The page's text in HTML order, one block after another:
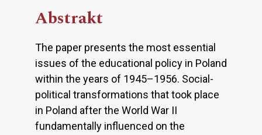
Abstrakt
The paper presents the most essential
issues of the educational policy in Poland
within the years of 1945–1956. Social-
political transformations that took place
in Poland after the World War II
fundamentally influenced on the